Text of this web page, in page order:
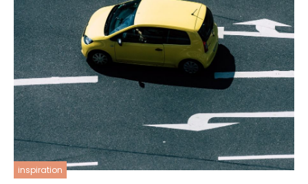
inspiration